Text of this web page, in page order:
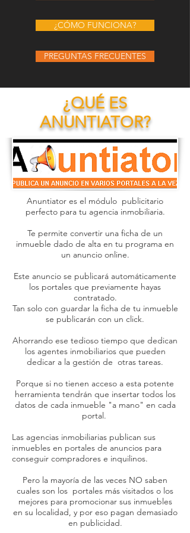
¿CÓMO FUNCIONA?
PREGUNTAS FRECUENTES
¿QUÉ ES
ANUNTIATOR?
Anuntiator es el módulo publicitario
perfecto para tu agencia inmobiliaria.
Te permite convertir una ficha de un
inmueble dado de alta en tu programa en
un anuncio online.
Este anuncio se publicará automáticamente
los portales que previamente hayas
contratado.
Tan solo con guardar la ficha de tu inmueble
se publicarán con un click.
Ahorrando ese tedioso tiempo que dedican
los agentes inmobiliarios que pueden
dedicar a la gestión de otras tareas.
Porque si no tienen acceso a esta potente
herramienta tendrán que insertar todos los
datos de cada inmueble "a mano" en cada
portal.
Las agencias inmobiliarias publican sus
inmuebles en portales de anuncios para
conseguir compradores e inquilinos.
Pero la mayoría de las veces NO saben
cuales son los portales más visitados o los
mejores para promocionar sus inmuebles
en su localidad, y por eso pagan demasiado
en publicidad.